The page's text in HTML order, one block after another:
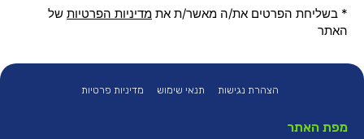
* בשליחת הפרטים את/ה מאשר/ת את מדיניות הפרטיות של
האתר
הצהרת נגישות תנאי שימוש מדיניות פרטיות
מפת האתר